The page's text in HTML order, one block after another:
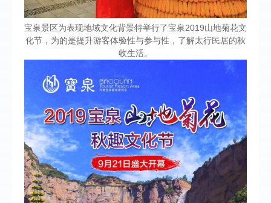
宝泉景区为表现地域文化背景特举行了宝泉2019山地菊花文
化节，为的是提升游客体验性与参与性，了解太行民居的秋
收生活。